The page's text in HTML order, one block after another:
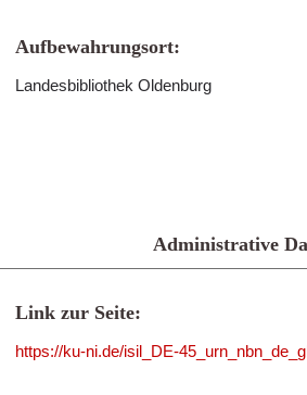
Aufbewahrungsort:
Landesbibliothek Oldenburg
Administrative
Link zur Seite:
https://ku-ni.de/isil_DE-